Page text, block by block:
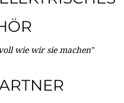
wie wir sie machen"